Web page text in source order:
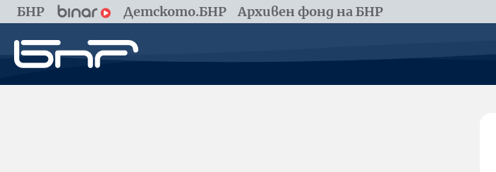
БНР Детското.БНР Архивен фонд на БНР